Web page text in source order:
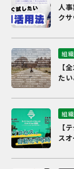
人
ク
組織
【
た
組織
【
ス